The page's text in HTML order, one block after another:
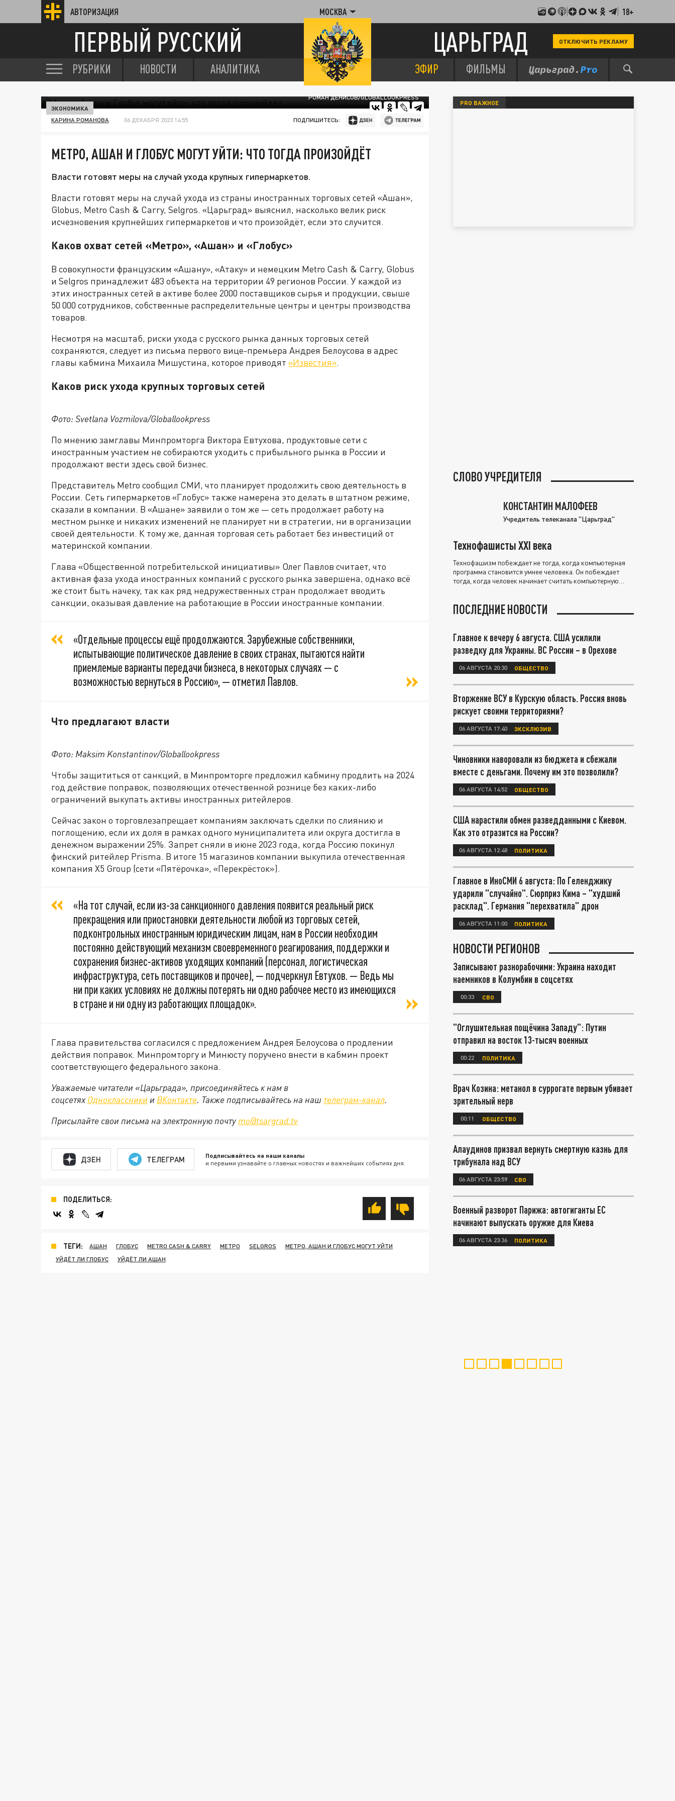
АВТОРИЗАЦИЯ МОСКВА 18+
ПЕРВЫЙ РУССКИЙ ЦАРЬГРАД ОТКЛЮЧИТЬ РЕКЛАМУ
РУБРИКИ НОВОСТИ АНАЛИТИКА ЭФИР ФИЛЬМЫ
РОМАН ДЕНИСОВ/GLOBALLOOKPRESS
ЭКОНОМИКА
КАРИНА РОМАНОВА 06 ДЕКАБРЯ 2023 14:55 ПОДПИШИТЕСЬ:
МЕТРО, АШАН И ГЛОБУС МОГУТ УЙТИ: ЧТО ТОГДА ПРОИЗОЙДЁТ
Власти готовят меры на случай ухода крупных гипермаркетов.
Власти готовят меры на случай ухода из страны иностранных торговых сетей «Ашан»,
Globus, Metro Cash & Carry, Selgros. «Царьград» выяснил, насколько велик риск
исчезновения крупнейших гипермаркетов и что произойдёт, если это случится.
Каков охват сетей «Метро», «Ашан» и «Глобус»
В совокупности французским «Ашану», «Атаку» и немецким Metro Cash & Carry, Globus
и Selgros принадлежит 483 объекта на территории 49 регионов России. У каждой из
этих иностранных сетей в активе более 2000 поставщиков сырья и продукции, свыше
50 000 сотрудников, собственные распределительные центры и центры производства
товаров.
Несмотря на масштаб, риски ухода с русского рынка данных торговых сетей
сохраняются, следует из письма первого вице-премьера Андрея Белоусова в адрес
главы кабмина Михаила Мишустина, которое приводят «Известия».
Каков риск ухода крупных торговых сетей
Фото: Svetlana Vozmilova/Globallookpress
По мнению замглавы Минпромторга Виктора Евтухова, продуктовые сети с
иностранным участием не собираются уходить с прибыльного рынка в России и
продолжают вести здесь свой бизнес.
Представитель Metro сообщил СМИ, что планирует продолжить свою деятельность в
России. Сеть гипермаркетов «Глобус» также намерена это делать в штатном режиме,
сказали в компании. В «Ашане» заявили о том же — сеть продолжает работу на
местном рынке и никаких изменений не планирует ни в стратегии, ни в организации
своей деятельности. К тому же, данная торговая сеть работает без инвестиций от
материнской компании.
Глава «Общественной потребительской инициативы» Олег Павлов считает, что
активная фаза ухода иностранных компаний с русского рынка завершена, однако всё
же стоит быть начеку, так как ряд недружественных стран продолжает вводить
санкции, оказывая давление на работающие в России иностранные компании.
«Отдельные процессы ещё продолжаются. Зарубежные собственники,
испытывающие политическое давление в своих странах, пытаются найти
приемлемые варианты передачи бизнеса, в некоторых случаях — с
возможностью вернуться в Россию», — отметил Павлов.
Что предлагают власти
Фото: Maksim Konstantinov/Globallookpress
Чтобы защититься от санкций, в Минпромторге предложил кабмину продлить на 2024
год действие поправок, позволяющих отечественной рознице без каких-либо
ограничений выкупать активы иностранных ритейлеров.
Сейчас закон о торговлезапрещает компаниям заключать сделки по слиянию и
поглощению, если их доля в рамках одного муниципалитета или округа достигла в
денежном выражении 25%. Запрет сняли в июне 2023 года, когда Россию покинул
финский ритейлер Prisma. В итоге 15 магазинов компании выкупила отечественная
компания X5 Group (сети «Пятёрочка», «Перекрёсток»).
«На тот случай, если из-за санкционного давления появится реальный риск
прекращения или приостановки деятельности любой из торговых сетей,
подконтрольных иностранным юридическим лицам, нам в России необходим
постоянно действующий механизм своевременного реагирования, поддержки и
сохранения бизнес-активов уходящих компаний (персонал, логистическая
инфраструктура, сеть поставщиков и прочее), — подчеркнул Евтухов. — Ведь мы
ни при каких условиях не должны потерять ни одно рабочее место из имеющихся
в стране и ни одну из работающих площадок».
Глава правительства согласился с предложением Андрея Белоусова о продлении
действия поправок. Минпромторгу и Минюсту поручено внести в кабмин проект
соответствующего федерального закона.
Уважаемые читатели «Царьграда», присоединяйтесь к нам в
соцсетях Одноклассники и ВКонтакте. Также подписывайтесь на наш телеграм-канал.
Присылайте свои письма на электронную почту mo@tsargrad.tv
ДЗЕН ТЕЛЕГРАМ Подписывайтесь на наши каналы
и первыми узнавайте о главных новостях и важнейших событиях дня.
ПОДЕЛИТЬСЯ:
ТЕГИ: АШАН ГЛОБУС METRO CASH & CARRY МЕТРО SELGROS
МЕТРО, АШАН И ГЛОБУС МОГУТ УЙТИ
УЙДЁТ ЛИ ГЛОБУС
УЙДЁТ ЛИ АШАН
PRO ВАЖНОЕ
СЛОВО УЧРЕДИТЕЛЯ
КОНСТАНТИН МАЛОФЕЕВ
Учредитель телеканала "Царьград"
Технофашисты XXI века
Технофашизм побеждает не тогда, когда компьютерная
программа становится умнее человека. Он побеждает
тогда, когда человек начинает считать компьютерную
ПОСЛЕДНИЕ НОВОСТИ
Главное к вечеру 6 августа. США усилили
разведку для Украины. ВС России – в Орехове
06 АВГУСТА 20:30 ОБЩЕСТВО
Вторжение ВСУ в Курскую область. Россия вновь
рискует своими территориями?
06 АВГУСТА 17:40 ЭКСКЛЮЗИВ
Чиновники наворовали из бюджета и сбежали
вместе с деньгами. Почему им это позволили?
06 АВГУСТА 14:52 ОБЩЕСТВО
США нарастили обмен разведданными с Киевом.
Как это отразится на России?
06 АВГУСТА 12:48 ПОЛИТИКА
Главное в ИноСМИ 6 августа: По Геленджику
ударили "случайно". Сюрприз Кима – "худший
расклад". Германия "перехватила" дрон
06 АВГУСТА 11:00 ПОЛИТИКА
НОВОСТИ РЕГИОНОВ
Записывают разнорабочими: Украина находит
наемников в Колумбии в соцсетях
00:33 СВО
"Оглушительная пощёчина Западу": Путин
отправил на восток 13-тысяч военных
00:22 ПОЛИТИКА
Врач Козина: метанол в суррогате первым убивает
зрительный нерв
00:11 ОБЩЕСТВО
Алаудинов призвал вернуть смертную казнь для
трибунала над ВСУ
06 АВГУСТА 23:59 СВО
Военный разворот Парижа: автогиганты ЕС
начинают выпускать оружие для Киева
06 АВГУСТА 23:36 ПОЛИТИКА